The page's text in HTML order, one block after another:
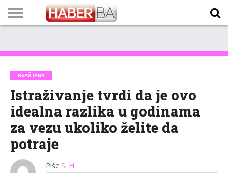
TECH
PROGRAM
PROGNOZA
PUTEVIMA
LISTA
NAMA
SVAŠTARA
Istraživanje tvrdi da je ovo
idealna razlika u godinama
za vezu ukoliko želite da
potraje
Piše S. H.